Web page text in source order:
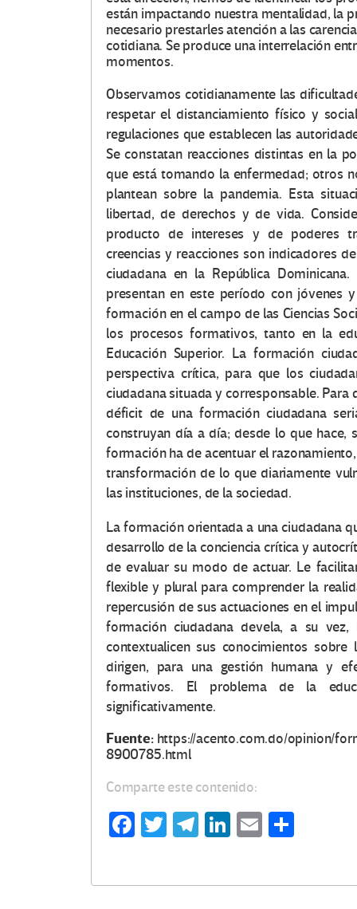
están impactando nuestra mentalidad, la
necesario prestarles atención a las
cotidiana. Se produce una interrelación
momentos.
Observamos cotidianamente las
respetar el distanciamiento físico y
regulaciones que establecen las
Se constatan reacciones distintas en la
que está tomando la enfermedad; otros
plantean sobre la pandemia. Esta
libertad, de derechos y de vida.
producto de intereses y de poderes
creencias y reacciones son indicadores
ciudadana en la República Dominicana.
presentan en este período con jóvenes
formación en el campo de las Ciencias
los procesos formativos, tanto en la
Educación Superior. La formación
perspectiva crítica, para que los
ciudadana situada y corresponsable. Para
déficit de una formación ciudadana
construyan día a día; desde lo que hace,
formación ha de acentuar el
transformación de lo que diariamente
las instituciones, de la sociedad.
La formación orientada a una ciudadana
desarrollo de la conciencia crítica y
de evaluar su modo de actuar. Le
flexible y plural para comprender la
repercusión de sus actuaciones en el
formación ciudadana devela, a su
contextualicen sus conocimientos
dirigen, para una gestión humana y
formativos. El problema de la
significativamente.
Fuente:https://acento.com.do/opinion/
8900785.html
Comparte este contenido:
Fa T
Te
Li
E